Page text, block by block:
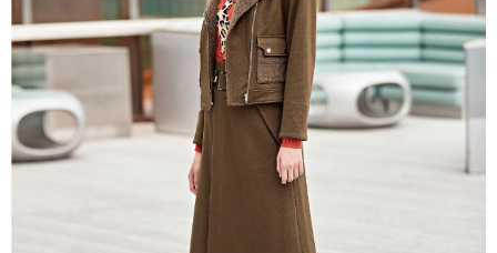
2.基於同意付款使用「大哥付你分期」之契約關係目的，商店將以您的個人
資料（包含姓名、電話或地址）提供予台灣大哥大進項蒐集、處理及利用，
由本公司與您本人進行分期帳單所需資料之確認、核對及更正。
3.完整用戶服務條款，請詳閱以下連結：https://oppay.tw/userRule
※ 交易是否成功請以「AFTEE先享後付 」之結帳頁面顯示為準，若有關於
是否繳費成功／繳費後需取消欲退款等相關疑問，請聯繫「AFTEE先享後付
客戶支援中心」
https://netprotections.freshdesk.com/support/home
【注意事項】
１．透過由恩沛科技股份有限公司提供之「AFTEE先享後付」服務完成之交
易，需依本服務之必要範圍內提供個人資料，並將交易相關給付款項請求債
權轉讓予恩沛科技股份有限公司。
２．關於個人資料處理事宜，請瀏覽以下網址：
https://aftee.tw/terms/#terms3
３．未成年的使用者請事先徵得法定代理人或監護人之同意方可使用
「AFTEE先享後付」，若未經同意申辦者引起之損失，本公司不負相關責
每筆NT$120，滿NT$2,500(含以上)免運費
7-11取貨付款
每筆NT$120，滿NT$2,500(含以上)免運費
付款後7-11取貨
每筆NT$120，滿NT$2,500(含以上)免運費
每筆NT$120，滿NT$2,500(含以上)免運費